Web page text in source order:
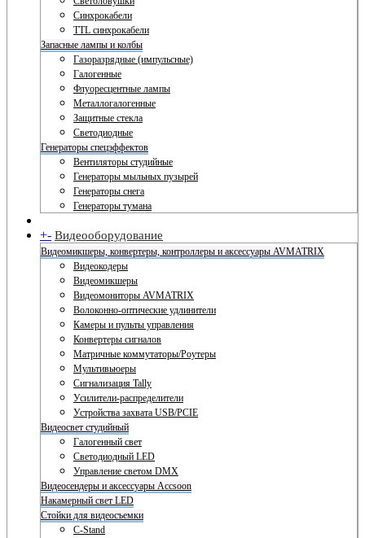
Синхрокабели
TTL синхрокабели
Запасные лампы и колбы
Газоразрядные (импульсные)
Галогенные
Флуоресцентные лампы
Металлогалогенные
Защитные стекла
Светодиодные
Генераторы спецэффектов
Вентиляторы студийные
Генераторы мыльных пузырей
Генераторы снега
Генераторы тумана
+- Видеооборудование
Видеомикшеры, конвертеры, контроллеры и аксессуары AVMATRIX
Видеокодеры
Видеомикшеры
Видеомониторы AVMATRIX
Волоконно-оптические удлинители
Камеры и пульты управления
Конвертеры сигналов
Матричные коммутаторы/Роутеры
Мультивьюеры
Сигнализация Tally
Усилители-распределители
Устройства захвата USB/PCIE
Видеосвет студийный
Галогенный свет
Светодиодный LED
Управление светом DMX
Видеосендеры и аксессуары Accsoon
Накамерный свет LED
Стойки для видеосъемки
C-Stand